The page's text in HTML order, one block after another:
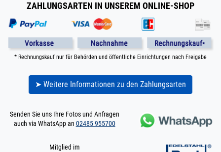
ZAHLUNGSARTEN IN UNSEREM ONLINE-SHOP
* Rechnungskauf nur für Behörden und öffentliche Einrichtungen nach Freigabe
➤ Weitere Informationen zu den Zahlungsarten
Senden Sie uns Ihre Fotos und Anfragen
auch via WhatsApp an 02485 955700
Mitglied im